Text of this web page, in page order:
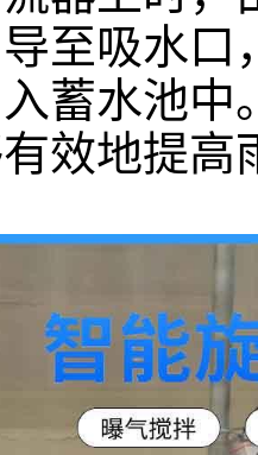
至吸水口
蓄水池中
效地提